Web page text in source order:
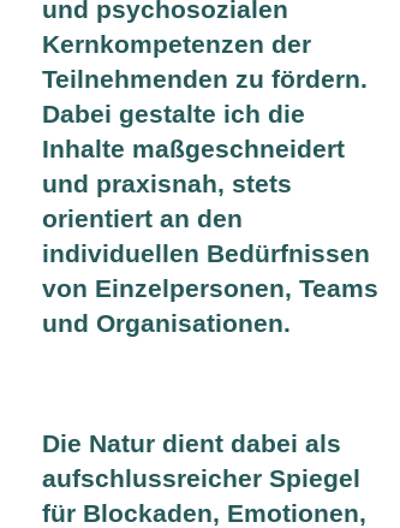
und psychosozialen
Kernkompetenzen der
Teilnehmenden zu fördern.
Dabei gestalte ich die
Inhalte maßgeschneidert
und praxisnah, stets
orientiert an den
individuellen Bedürfnissen
von Einzelpersonen, Teams
und Organisationen.
Die Natur dient dabei als
aufschlussreicher Spiegel
für Blockaden, Emotionen,